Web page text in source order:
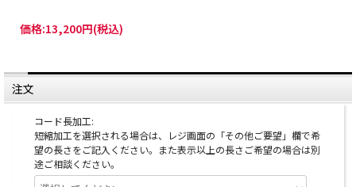
価格:13,200円(税込)
注文
コード長加工:
短縮加工を選択される場合は、レジ画面の「その他ご要望」欄で希
望の長さをご記入ください。また表示以上の長さご希望の場合は別
途ご相談ください。